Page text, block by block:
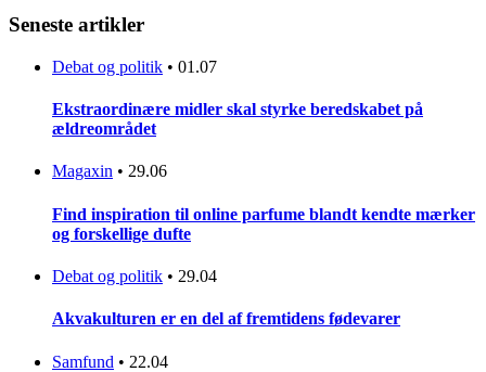
Seneste artikler
Debat og politik • 01.07
Ekstraordinære midler skal styrke beredskabet på
ældreområdet
Magaxin • 29.06
Find inspiration til online parfume blandt kendte mærker
og forskellige dufte
Debat og politik • 29.04
Akvakulturen er en del af fremtidens fødevarer
Samfund • 22.04